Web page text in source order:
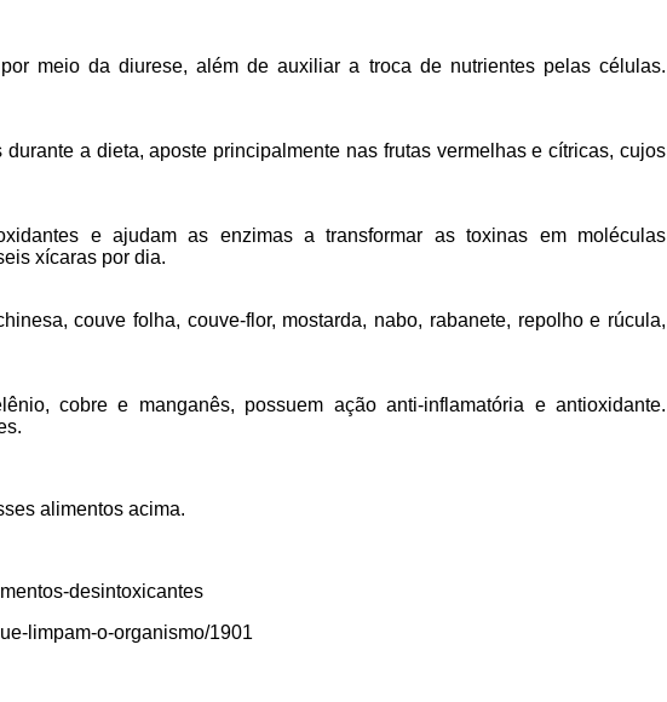
meio da diurese, além de auxiliar a troca de nutrientes pelas células.
a dieta, aposte principalmente nas frutas vermelhas e cítricas, cujos
e ajudam as enzimas a transformar as toxinas em moléculas
xícaras por dia.
couve folha, couve-flor, mostarda, nabo, rabanete, repolho e rúcula,
cobre e manganês, possuem ação anti-inflamatória e antioxidante.
alimentos acima.
desintoxicantes
limpam-o-organismo/1901